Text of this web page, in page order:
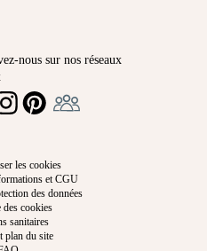
nous sur nos réseaux
PINTEREST
les cookies
et CGU
des données
cookies
sanitaires
plan du site